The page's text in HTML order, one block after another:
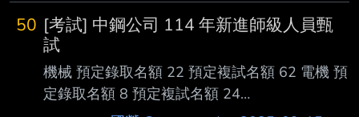
報名人數及報到率日漸下滑，國營事業薪資待遇
相較於產業界較不具競爭力，為照顧基層人員且
吸引更多優秀人才投身服務，檢討調高新進人員
起薪，預計114年調薪幅度3.5%可使「具有證照
之新進僱用人員起薪達到
50 [考試] 中鋼公司 114 年新進師級人員甄
試
機械 預定錄取名額 22 預定複試名額 62 電機 預
定錄取名額 8 預定複試名額 24